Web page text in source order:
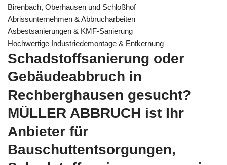
Birenbach, Oberhausen und Schloßhof
Abrissunternehmen & Abbrucharbeiten
Asbestsanierungen & KMF-Sanierung
Hochwertige Industriedemontage & Entkernung
Schadstoffsanierung oder
Gebäudeabbruch in
Rechberghausen gesucht?
MÜLLER ABBRUCH ist Ihr
Anbieter für
Bauschuttentsorgungen,